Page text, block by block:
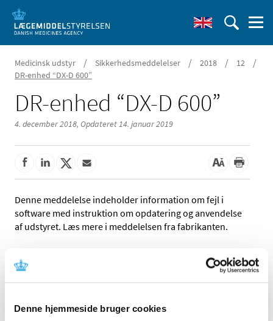
Denne hjemmeside bruger cookies
Medicinsk udstyr / Sikkerhedsmeddelelser / 2018 / 12 /
DR-enhed “DX-D 600”
DR-enhed “DX-D 600”
4. december 2018, Opdateret 14. januar 2019
Denne meddelelse indeholder information om fejl i
software med instruktion om opdatering og anvendelse
af udstyret. Læs mere i meddelelsen fra fabrikanten.
Referencer
Produkt: DR-enhed “DX-D 600”